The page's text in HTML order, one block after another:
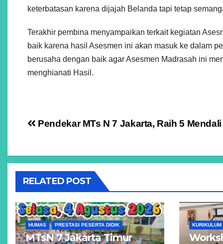
keterbatasan karena dijajah Belanda tapi tetap
Terakhir pembina menyampaikan terkait kegiatan
baik karena hasil Asesmen ini akan masuk ke dalam
berusaha dengan baik agar Asesmen Madrasah ini
menghianati Hasil.
Navigasi
Pendekar MTs N 7 Jakarta, Raih 5
RELATED POST
HUMAS PRESTASI PESERTA DIDIK
MTsN 7 Jakarta Timur
KURIKULUM